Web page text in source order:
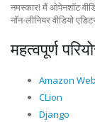
नमस्कार! मैं ओपेनशॉट
नॉन-लीनियर वीडियो
महत्वपूर्ण
Amazon
CLion
Django